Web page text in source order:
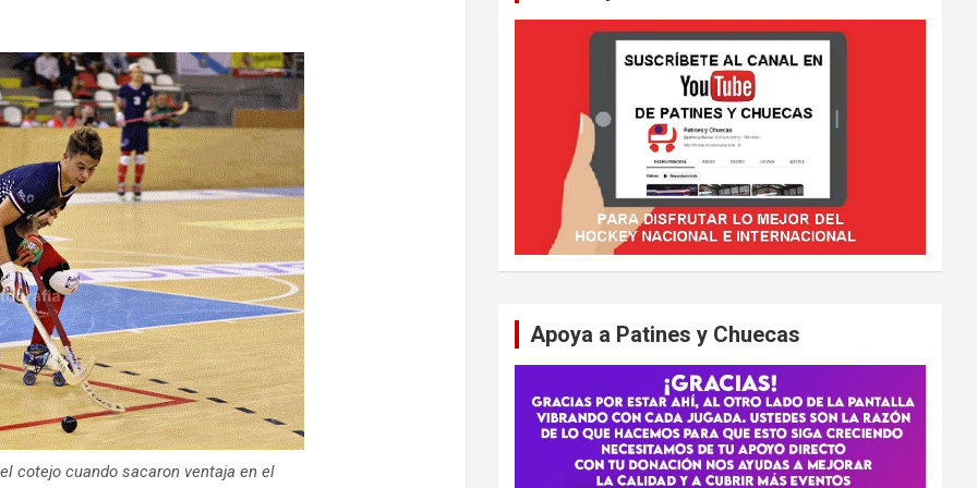
cotejo cuando sacaron ventaja en el
Apoya a Patines y Chuecas